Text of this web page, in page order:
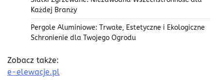
Każdej Branży
Pergole Aluminiowe: Trwałe, Estetyczne i Ekologiczne
Schronienie dla Twojego Ogrodu
Zobacz także:
e-elewacje.pl